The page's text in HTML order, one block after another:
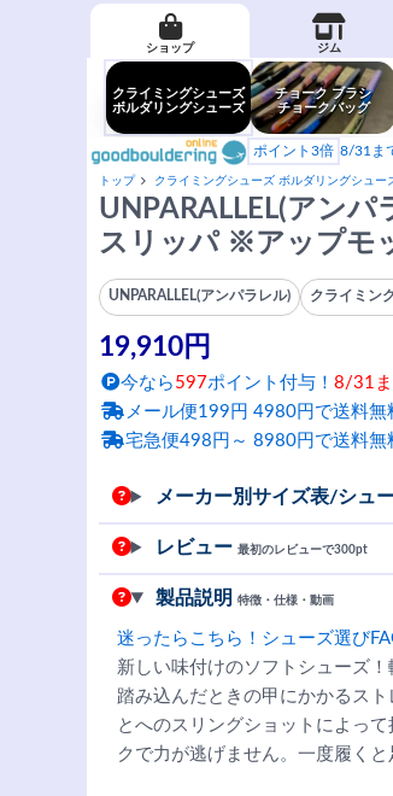
ショップ ジム
クライミングシューズ
ボルダリングシューズ
チョーク ブラシ
チョークバッグ
ポイント3倍 8/31ま
トップ クライミングシューズ ボルダリングシュー
UNPARALLEL(アン
スリッパ ※アップモ
UNPARALLEL(アンパラレル) クライミン
19,910円
今なら 597ポイント付与！ 8/31
メール便199円 4980円で送料無
宅急便498円～ 8980円で送料無
メーカー別サイズ表/シュ
レビュー 最初のレビューで300pt
製品説明 特徴・仕様・動画
迷ったらこちら！シューズ選び
新しい味付けのソフトシューズ
踏み込んだときの甲にかかるス
とへのスリングショットによっ
クで力が逃げません。一度履く